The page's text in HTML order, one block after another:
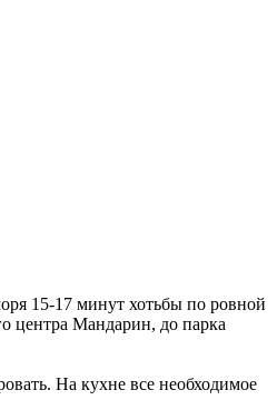
15-17 минут хотьбы по ровной
центра Мандарин, до парка
На кухне все необходимое